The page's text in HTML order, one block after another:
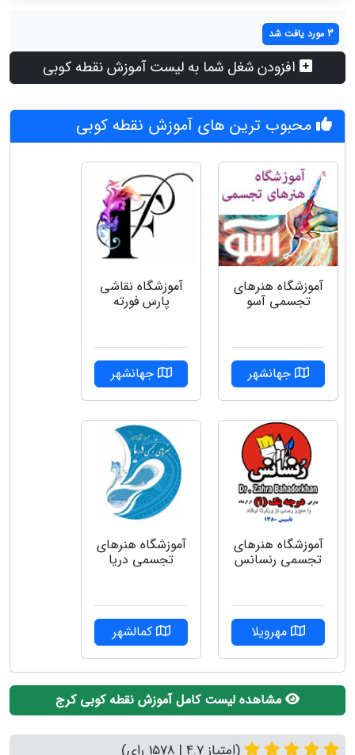
3 مورد یافت شد
افزودن شغل شما به لیست آموزش نقطه کوبی
محبوب ترین های آموزش نقطه کوبی
آموزشگاه هنرهای
تجسمی آسو
جهانشهر
آموزشگاه نقاشی
پارس فورته
جهانشهر
آموزشگاه هنرهای
تجسمی رنسانس
مهرویلا
آموزشگاه هنرهای
تجسمی دریا
کمالشهر
مشاهده لیست کامل آموزش نقطه کوبی کرج
(امتیاز 4.7 | 1578 رای)